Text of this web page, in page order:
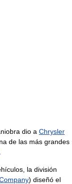
dio a Chrysler
de las más grandes
la división
) diseñó el